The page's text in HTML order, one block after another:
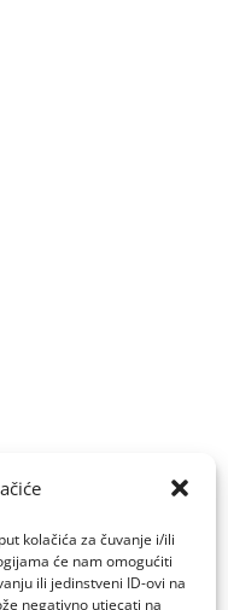
kolačića za čuvanje i/ili
će nam omogućiti
ili jedinstveni ID-ovi na
negativno utjecati na